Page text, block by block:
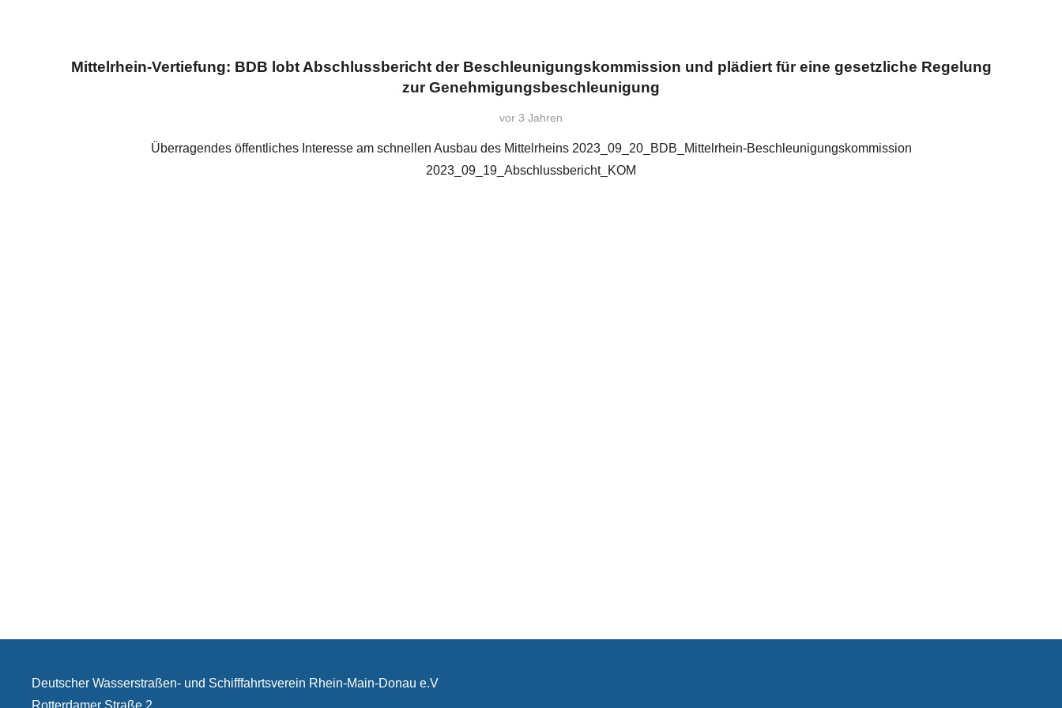
Mittelrhein-Vertiefung: BDB lobt Abschlussbericht der Beschleunigungskommission und plädiert für eine gesetzliche Regelung
zur Genehmigungsbeschleunigung
vor 3 Jahren
Überragendes öffentliches Interesse am schnellen Ausbau des Mittelrheins 2023_09_20_BDB_Mittelrhein-Beschleunigungskommission
2023_09_19_Abschlussbericht_KOM
Deutscher Wasserstraßen- und Schifffahrtsverein Rhein-Main-Donau e.V
Rotterdamer Straße 2